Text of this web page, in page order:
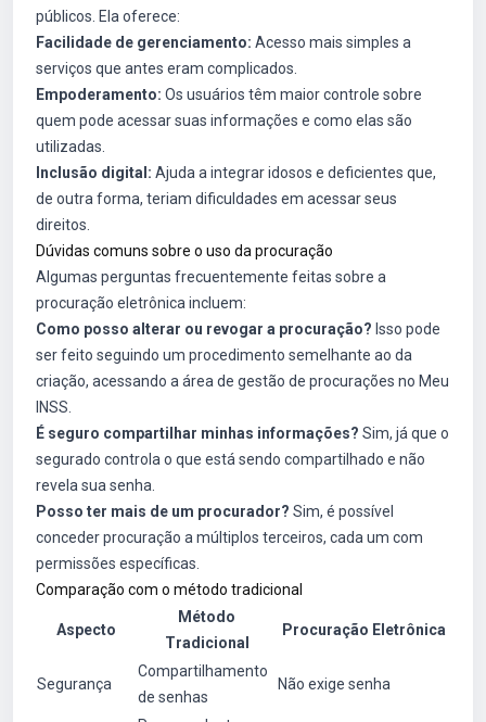
públicos. Ela oferece:
Facilidade de gerenciamento: Acesso mais simples a
serviços que antes eram complicados.
Empoderamento: Os usuários têm maior controle sobre
quem pode acessar suas informações e como elas são
utilizadas.
Inclusão digital: Ajuda a integrar idosos e deficientes que,
de outra forma, teriam dificuldades em acessar seus
direitos.
Dúvidas comuns sobre o uso da procuração
Algumas perguntas frecuentemente feitas sobre a
procuração eletrônica incluem:
Como posso alterar ou revogar a procuração? Isso pode
ser feito seguindo um procedimento semelhante ao da
criação, acessando a área de gestão de procurações no Meu
INSS.
É seguro compartilhar minhas informações? Sim, já que o
segurado controla o que está sendo compartilhado e não
revela sua senha.
Posso ter mais de um procurador? Sim, é possível
conceder procuração a múltiplos terceiros, cada um com
permissões específicas.
Comparação com o método tradicional
Aspecto
Método
Tradicional
Procuração Eletrônica
Segurança
Compartilhamento
de senhas
Não exige senha